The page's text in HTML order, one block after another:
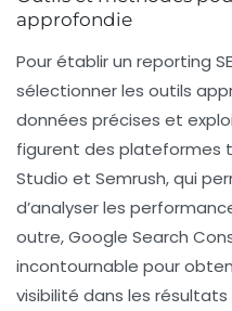
approfondie
Pour établir un reporting
sélectionner les outils
données précises et
figurent des plateformes
Studio et Semrush, qui
d’analyser les
outre,Google Search
incontournable pour
visibilité dans les